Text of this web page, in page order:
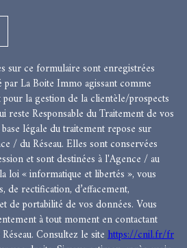
sur ce formulaire sont enregistrées
La Boite Immo agissant comme
la gestion de la clientèle/prospects
reste Responsable du Traitement de vos
légale du traitement repose sur
/ du Réseau. Elles sont conservées
et sont destinées à l'Agence / au
loi « informatique et libertés », vous
de rectification, d’effacement,
de portabilité de vos données. Vous
à tout moment en contactant
Consultez le sitehttps://cnil.fr/fr